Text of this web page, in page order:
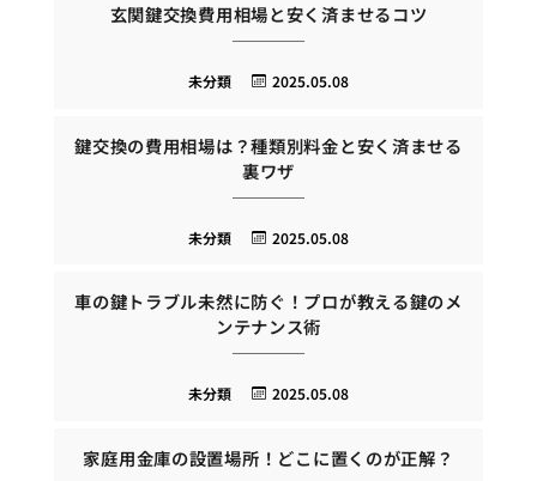
玄関鍵交換費用相場と安く済ませるコツ
2025.05.08
未分類
鍵交換の費用相場は？種類別料金と安く済ませる
裏ワザ
2025.05.08
未分類
車の鍵トラブル未然に防ぐ！プロが教える鍵のメ
ンテナンス術
2025.05.08
未分類
家庭用金庫の設置場所！どこに置くのが正解？